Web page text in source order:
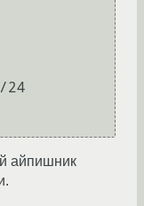
24
айпишник